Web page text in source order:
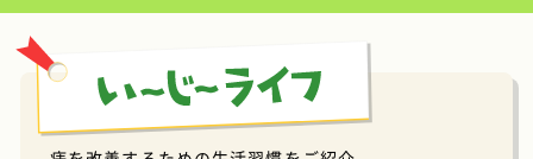
痔の体験談<女性版> 痔の検査で命拾い
2022.01.21
サイトを更新いたしました。
朝食レシピ ひじきのビーンズサラダ＆
プルーンバナナドリンク